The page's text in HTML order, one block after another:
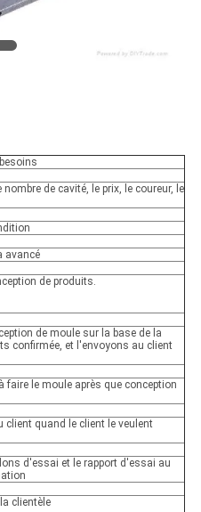
de cavité, le prix, le coureur, le
avancé
de produits.
de moule sur la base de la
confirmée, et l'envoyons au client
faire le moule après que conception
client quand le client le veulent
d'essai et le rapport d'essai au
clientèle